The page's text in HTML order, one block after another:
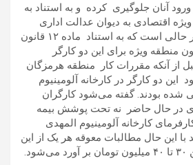
ورود آنان جلوگیری کرده و به استناد به
ویژه اقتصادی به دیوان عدالت اداری
شکایت می‌کنند. این در حالی است که به استناد ماده ۱۲ قانون
ماده ۳۵ قانون منطقه ویژه برای این دو کارگر
از آنکه مقررات کار منطقه هرمزگان
دو کارگر در کارخانه آلومینیوم
شده بودند. گفته می‌شود کارگران
در حال حاضر نه تحت پوشش بیمه
کارخانه آلومینیوم المهدی
این حال مطالبات معوقه هر یک از این